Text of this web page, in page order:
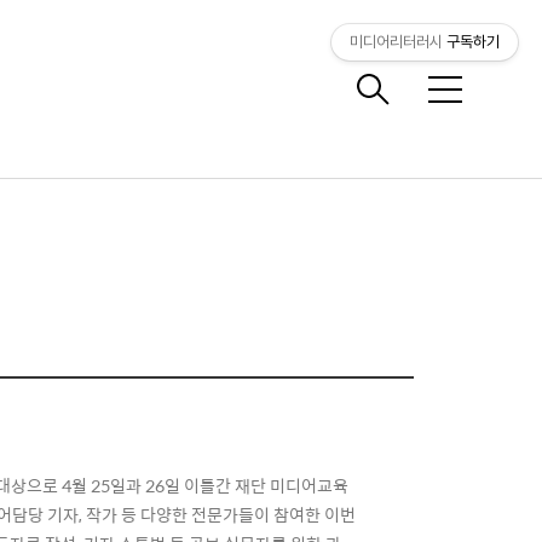
메
상으로 4월 25일과 26일 이틀간 재단 미디어교육
담당 기자, 작가 등 다양한 전문가들이 참여한 이번
미디어리터러시 구독하기